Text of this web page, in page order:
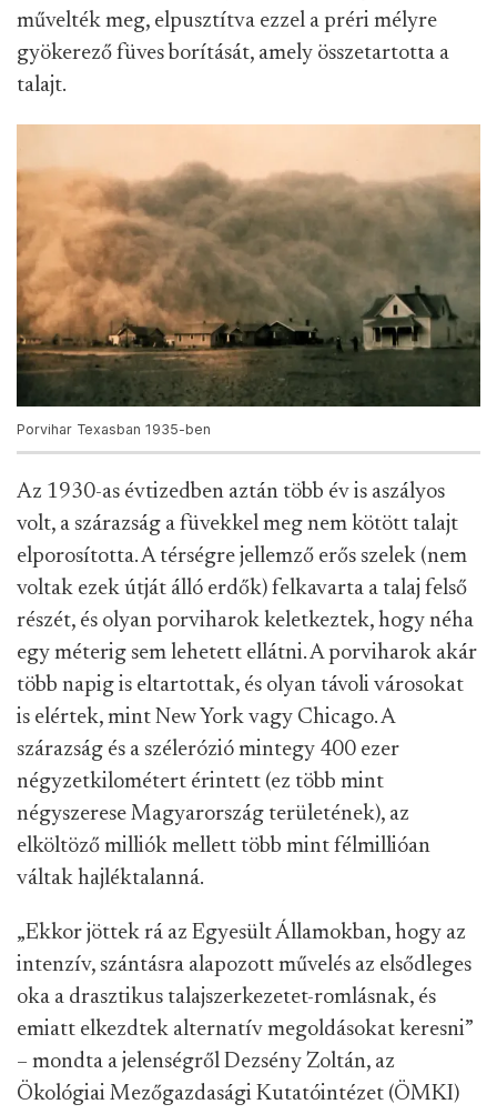
művelték meg, elpusztítva ezzel a préri mélyre
gyökerező füves borítását, amely összetartotta a
talajt.
Porvihar Texasban 1935-ben
Az 1930-as évtizedben aztán több év is aszályos
volt, a szárazság a füvekkel meg nem kötött talajt
elporosította. A térségre jellemző erős szelek (nem
voltak ezek útját álló erdők) felkavarta a talaj felső
részét, és olyan porviharok keletkeztek, hogy néha
egy méterig sem lehetett ellátni. A porviharok akár
több napig is eltartottak, és olyan távoli városokat
is elértek, mint New York vagy Chicago. A
szárazság és a szélerózió mintegy 400 ezer
négyzetkilométert érintett (ez több mint
négyszerese Magyarország területének), az
elköltöző milliók mellett több mint félmillióan
váltak hajléktalanná.
„Ekkor jöttek rá az Egyesült Államokban, hogy az
intenzív, szántásra alapozott művelés az elsődleges
oka a drasztikus talajszerkezetet-romlásnak, és
emiatt elkezdtek alternatív megoldásokat keresni”
– mondta a jelenségről Dezsény Zoltán, az
Ökológiai Mezőgazdasági Kutatóintézet (ÖMKI)